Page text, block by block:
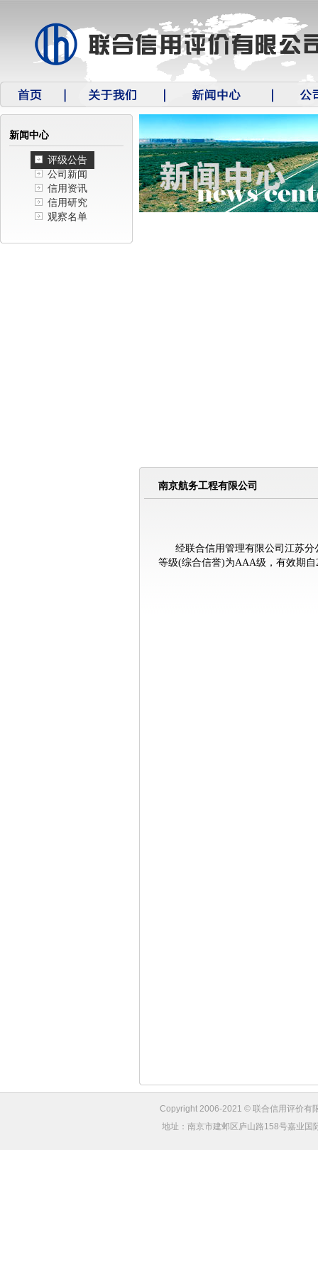
新闻中心
评级公告
公司新闻
信用资讯
信用研究
观察名单
南京航务工程有限公司
经联合信用管理有限公司江苏分
等级(综合信誉)为AAA级，有效期自
Copyright 2006-2021 © 联合信用评价有
地址：南京市建邺区庐山路158号嘉业